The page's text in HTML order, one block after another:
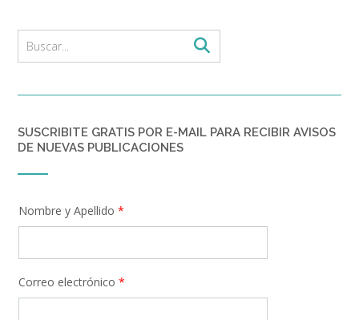
SUSCRIBITE GRATIS POR E-MAIL PARA RECIBIR AVISOS
DE NUEVAS PUBLICACIONES
Nombre y Apellido *
Correo electrónico *